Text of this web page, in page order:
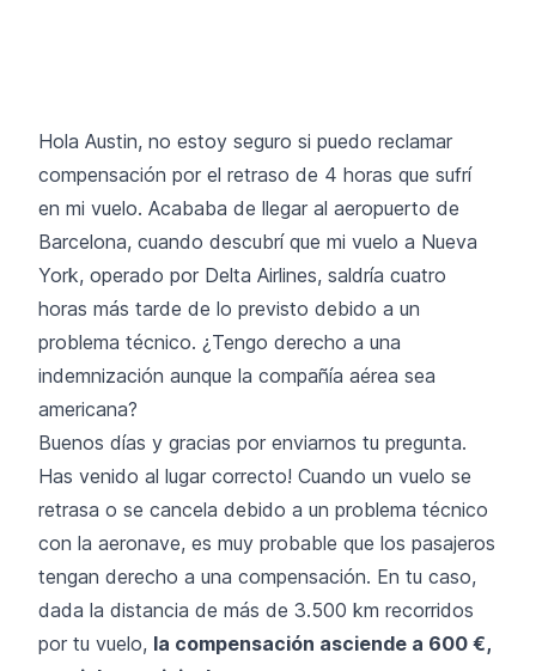
Hola Austin, no estoy seguro si puedo reclamar
compensación por el retraso de 4 horas que sufrí
en mi vuelo. Acababa de llegar al aeropuerto de
Barcelona, cuando descubrí que mi vuelo a Nueva
York, operado por Delta Airlines, saldría cuatro
horas más tarde de lo previsto debido a un
problema técnico. ¿Tengo derecho a una
indemnización aunque la compañía aérea sea
americana?
Buenos días y gracias por enviarnos tu pregunta.
Has venido al lugar correcto! Cuando un vuelo se
retrasa o se cancela debido a un problema técnico
con la aeronave, es muy probable que los pasajeros
tengan derecho a una compensación. En tu caso,
dada la distancia de más de 3.500 km recorridos
por tu vuelo, la compensación asciende a 600 €,